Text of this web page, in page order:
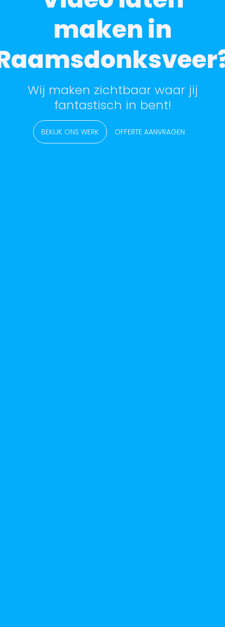
maken in
Wij maken zichtbaar waar jij
fantastisch in bent!
BEKIJK ONS WERK OFFERTE AANVRAGEN